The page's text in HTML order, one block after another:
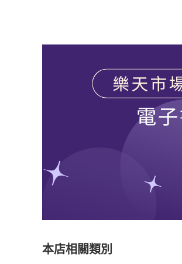
本店相關類別